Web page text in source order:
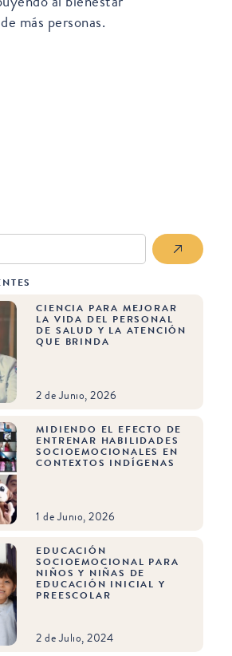
más personas.
CIENCIA PARA MEJORAR
LA VIDA DEL PERSONAL
DE SALUD Y LA ATENCIÓN
QUE BRINDA
2 de Junio, 2026
MIDIENDO EL EFECTO DE
ENTRENAR HABILIDADES
SOCIOEMOCIONALES EN
CONTEXTOS INDÍGENAS
1 de Junio, 2026
EDUCACIÓN
SOCIOEMOCIONAL PARA
NIÑOS Y NIÑAS DE
EDUCACIÓN INICIAL Y
PREESCOLAR
2 de Julio, 2024